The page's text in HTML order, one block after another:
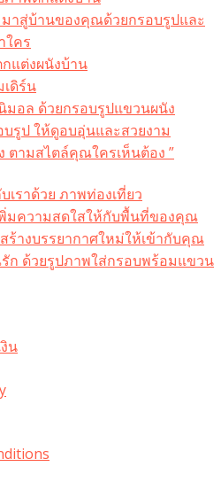
าสู่บ้านของคุณด้วยกรอบรูปและ
ใคร
แต่งผนังบ้าน
ดิร์น
มอล ด้วยกรอบรูปแขวนผนัง
รูป ให้ดูอบอุ่นและสวยงาม
ตามสไตล์คุณใครเห็นต้อง ”
เราด้วย ภาพท่องเที่ยว
มความสดใสให้กับพื้นที่ของคุณ
ร้างบรรยากาศใหม่ให้เข้ากับคุณ
ก ด้วยรูปภาพใส่กรอบพร้อมแขวน​
น